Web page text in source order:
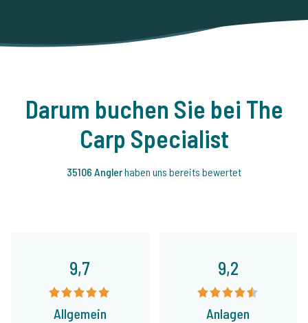
Darum buchen Sie bei The
Carp Specialist
35106 Anglerhaben uns bereits bewertet
9,7
Allgemein
9,2
Anlagen